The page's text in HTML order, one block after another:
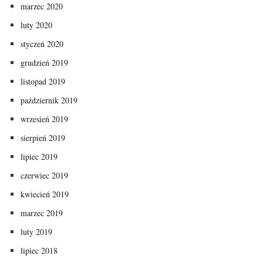
marzec 2020
luty 2020
styczeń 2020
grudzień 2019
listopad 2019
październik 2019
wrzesień 2019
sierpień 2019
lipiec 2019
czerwiec 2019
kwiecień 2019
marzec 2019
luty 2019
lipiec 2018